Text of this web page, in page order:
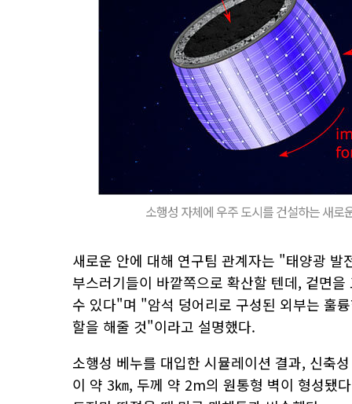
소행성 자체에 우주 도시를 건설하는 새
새로운 안에 대해 연구팀 관계자는 "태양광
부스러기들이 바깥쪽으로 확산할 텐데, 겉면
수 있다"며 "암석 덩어리로 구성된 외부는 훌
할을 해줄 것"이라고 설명했다.
소행성 베누를 대입한 시뮬레이션 결과, 신축
이 약 3㎞, 두께 약 2m의 원통형 벽이 형성됐